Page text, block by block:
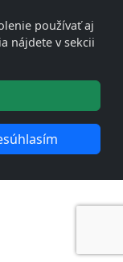
používať aj
nájdete v sekcii